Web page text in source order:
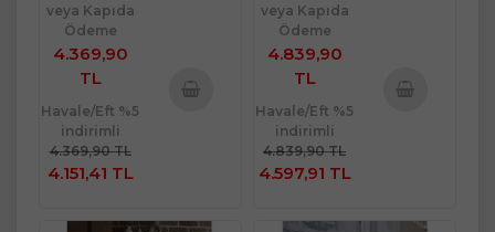
veya Kapıda
Ödeme
4.369,90
TL
Havale/Eft %5
indirimli
4.369,90 TL
4.151,41 TL
veya Kapıda
Ödeme
4.839,90
TL
Havale/Eft %5
indirimli
4.839,90 TL
4.597,91 TL